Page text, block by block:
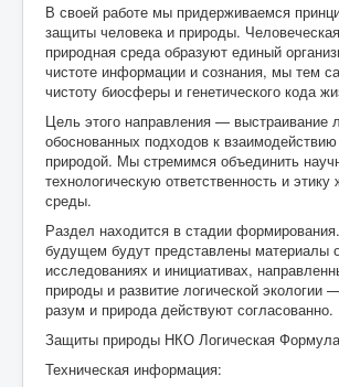
В своей работе мы придерживаемся
защиты человека и природы.
природная среда образуют единый
чистоте информации и сознания, мы тем
чистоту биосферы и генетического кода
Цель этого направления — выстраивание
обоснованных подходов к
природой. Мы стремимся объединить
технологическую ответственность и этику
среды.
Раздел находится в стадии
будущем будут представлены материалы
исследованиях и инициативах,
природы и развитие логической экологии
разум и природа действуют согласованно.
Защиты природы НКО Логическая Формула
Техническая информация: